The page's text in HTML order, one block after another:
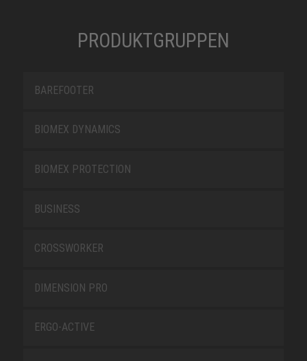
PRODUKTGRUPPEN
BAREFOOTER
BIOMEX DYNAMICS
BIOMEX PROTECTION
BUSINESS
CROSSWORKER
DIMENSION PRO
ERGO-ACTIVE